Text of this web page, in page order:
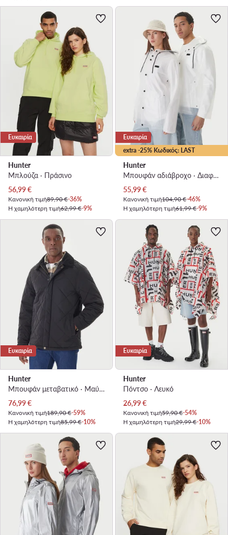
Ευκαιρία
Hunter
Μπλούζα · Πράσινο
Τρέχουσα τιμή
56,99€
Κανονική τιμή89,90 €-36%
Η χαμηλότερη τιμή62,99 €-9%
extra -25% Κωδικός: LAST
Ευκαιρία
Hunter
Μπουφάν αδιάβροχο · Διαφανές
Τρέχουσα τιμή
55,99€
Κανονική τιμή104,90 €-46%
Η χαμηλότερη τιμή61,99 €-9%
Ευκαιρία
Hunter
Μπουφάν μεταβατικό · Μαύρο
Τρέχουσα τιμή
76,99€
Κανονική τιμή189,90 €-59%
Η χαμηλότερη τιμή85,99 €-10%
Ευκαιρία
Hunter
Πόντσο · Λευκό
Τρέχουσα τιμή
26,99€
Κανονική τιμή59,90 €-54%
Η χαμηλότερη τιμή29,99 €-10%